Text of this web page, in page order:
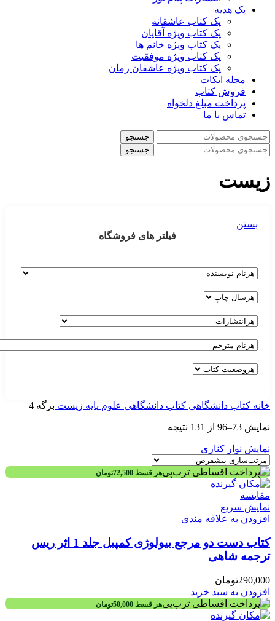
پک هدیه
پک کتاب عاشقانه
پک کتاب ویژه آقایان
پک کتاب ویژه خانم ها
پک کتاب ویژه موفقیت
پک کتاب ویژه عاشقان رمان
مجله ایکات
فروش کتاب
پرداخت مبلغ دلخواه
تماس با ما
جستجو
جستجو
زیست
بستن
خانه کتاب دانشگاهی کتاب دانشگاهی علوم پایه زیست برگه 4
نمایش 73–96 از 131 نتیجه
نمایش نوار کناری
هر قسط 72,500تومان
مقايسه
نمایش سریع
افزودن به علاقه مندی
کتاب دست دو مرجع بيولوژی کمپبل جلد 1 اثر ريس
ترجمه شاهی
290,000تومان
افزودن به سبد خرید
هر قسط 50,000تومان